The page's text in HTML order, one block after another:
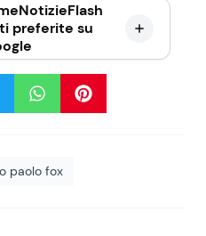
preferite su
paolo fox